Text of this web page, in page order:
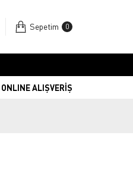
Sepetim 0
ONLINE ALIŞVERİŞ